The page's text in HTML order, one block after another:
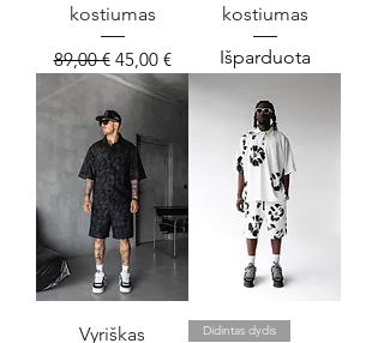
kostiumas
Įprastinė kaina
89,00 € Pardavimo kaina
45,00 €
kostiumas
Išparduota
Vyriškas
Didintas dydis